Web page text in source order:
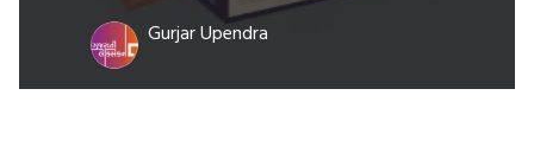
Gurjar Upendra